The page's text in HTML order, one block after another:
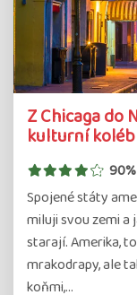
Z Chicaga do
kulturní
Spojené státy
miluji svou zemi
starají. Amerika,
mrakodrapy, ale
koňmi,…